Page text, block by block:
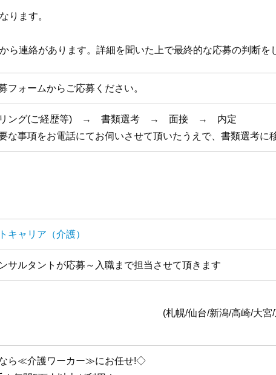
ります。
連絡があります。詳細を聞いた上で最終的な応募の判断を
フォームからご応募ください。
ング(ご経歴等) → 書類選考 → 面接 → 内定
な事項をお電話にてお伺いさせて頂いたうえで、書類選考に
キャリア（介護）
サルタントが応募～入職まで担当させて頂きます
国
/新潟/高崎/大宮/東京/横浜/静岡/名古
ら≪介護ワーカー≫にお任せ!◇